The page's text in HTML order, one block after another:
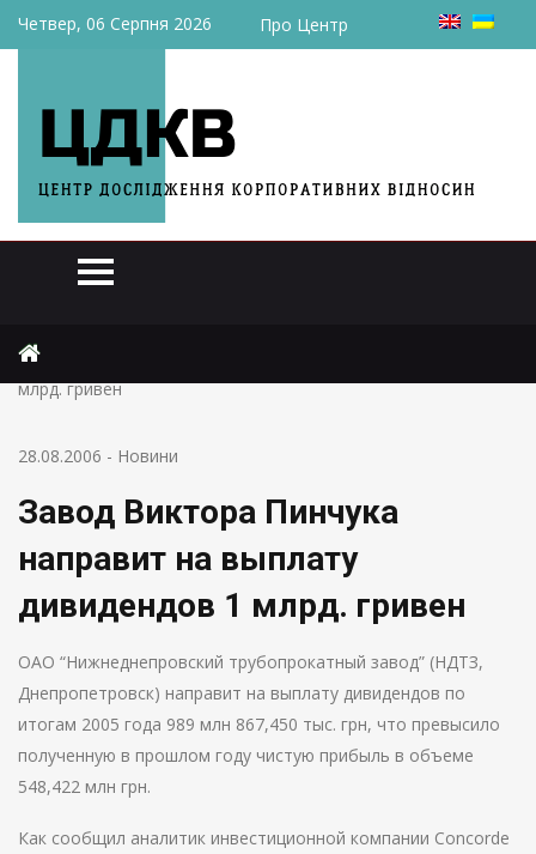
Четвер, 06 Серпня 2026 Про Центр
Завод Виктора Пинчука направит на выплату дивидендов 1
млрд. гривен
28.08.2006 - Новини
Завод Виктора Пинчука
направит на выплату
дивидендов 1 млрд. гривен
ОАО “Нижнеднепровский трубопрокатный завод” (НДТЗ,
Днепропетровск) направит на выплату дивидендов по
итогам 2005 года 989 млн 867,450 тыс. грн, что превысило
полученную в прошлом году чистую прибыль в объеме
548,422 млн грн.
Как сообщил аналитик инвестиционной компании Concorde